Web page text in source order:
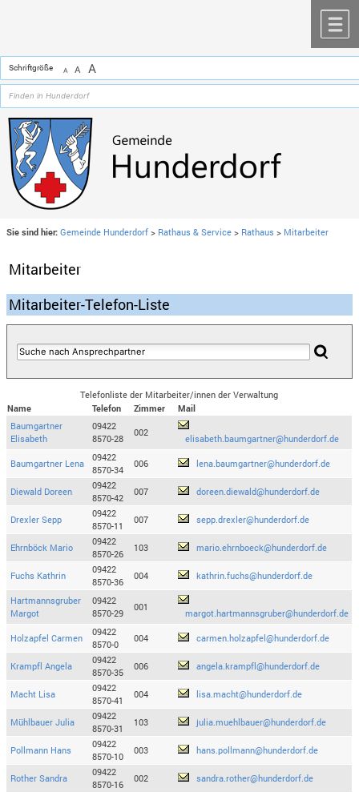
Schriftgröße A A A
Sie sind hier: Gemeinde Hunderdorf > Rathaus & Service > Rathaus > Mitarbeiter
Mitarbeiter
Mitarbeiter-Telefon-Liste
Telefonliste der Mitarbeiter/innen der Verwaltung
Name
Telefon Zimmer
Mail
Baumgartner
Elisabeth
09422
8570-28
002
elisabeth.baumgartner@hunderdorf.de
Baumgartner Lena
09422
8570-34
006 lena.baumgartner@hunderdorf.de
Diewald Doreen
09422
8570-42
007 doreen.diewald@hunderdorf.de
Drexler Sepp
09422
8570-11
007 sepp.drexler@hunderdorf.de
Ehrnböck Mario
09422
8570-26
103 mario.ehrnboeck@hunderdorf.de
Fuchs Kathrin
09422
8570-36
004 kathrin.fuchs@hunderdorf.de
Hartmannsgruber
Margot
09422
8570-29
001
margot.hartmannsgruber@hunderdorf.de
Holzapfel Carmen
09422
8570-0
004 carmen.holzapfel@hunderdorf.de
Krampfl Angela
09422
8570-35
006 angela.krampfl@hunderdorf.de
Macht Lisa
09422
8570-41
004 lisa.macht@hunderdorf.de
Mühlbauer Julia
09422
8570-31
103 julia.muehlbauer@hunderdorf.de
Pollmann Hans
09422
8570-10
003 hans.pollmann@hunderdorf.de
Rother Sandra
09422
8570-16
002 sandra.rother@hunderdorf.de